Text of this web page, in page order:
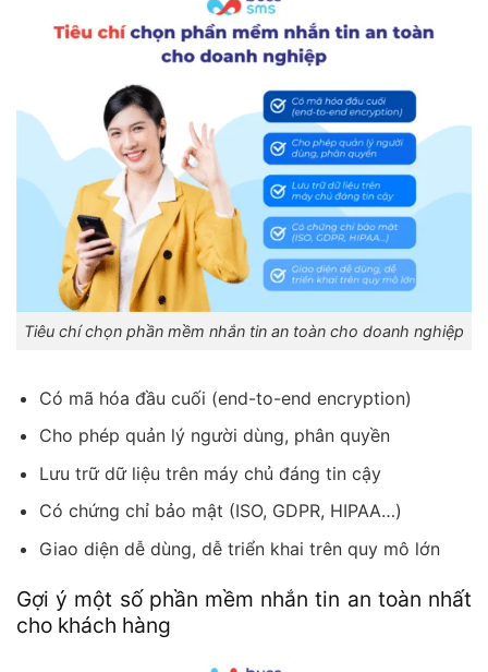
Tiêu chí chọn phần mềm nhắn tin an toàn cho doanh nghiệp
Có mã hóa đầu cuối (end-to-end encryption)
Cho phép quản lý người dùng, phân quyền
Lưu trữ dữ liệu trên máy chủ đáng tin cậy
Có chứng chỉ bảo mật (ISO, GDPR, HIPAA…)
Giao diện dễ dùng, dễ triển khai trên quy mô lớn
Gợi ý một số phần mềm nhắn tin an toàn nhất
cho khách hàng